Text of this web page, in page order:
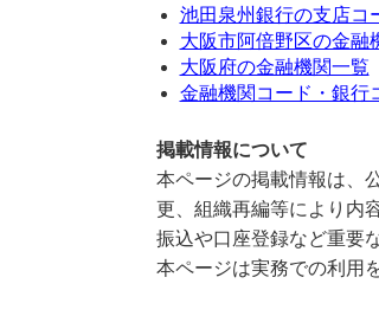
池田泉州銀行の支店コ
大阪市阿倍野区の金融
大阪府の金融機関一覧
金融機関コード・銀行
掲載情報について
本ページの掲載情報は、
更、組織再編等により内
振込や口座登録など重要
本ページは実務での利用